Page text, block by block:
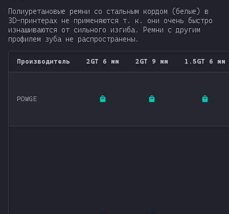
Полиуретановые ремни со стальным кордом (белые) в
3D-принтерах не применяются т. к. они очень быстро
изнашиваются от сильного изгиба. Ремни с другим
профилем зуба не распространены.
Производитель 2GT 6 мм 2GT 9 мм 1.5GT 6 мм
POWGE